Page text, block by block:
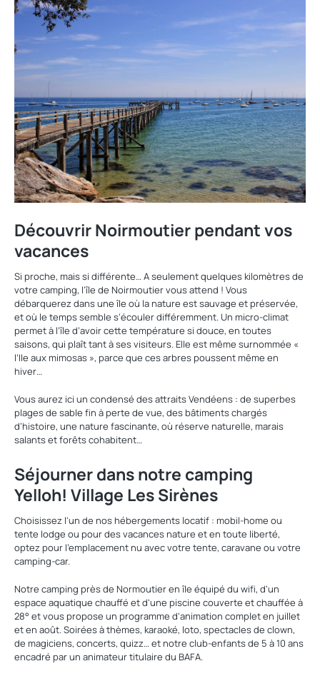
Découvrir Noirmoutier pendant vos
vacances
Si proche, mais si différente… A seulement quelques kilomètres de
votre camping, l’île de Noirmoutier vous attend ! Vous
débarquerez dans une île où la nature est sauvage et préservée,
et où le temps semble s’écouler différemment. Un micro-climat
permet à l’île d’avoir cette température si douce, en toutes
saisons, qui plaît tant à ses visiteurs. Elle est même surnommée «
l’Ile aux mimosas », parce que ces arbres poussent même en
hiver…
Vous aurez ici un condensé des attraits Vendéens : de superbes
plages de sable fin à perte de vue, des bâtiments chargés
d’histoire, une nature fascinante, où réserve naturelle, marais
salants et forêts cohabitent…
Séjourner dans notre camping
Yelloh! Village Les Sirènes
Choisissez l'un de nos hébergements locatif : mobil-home ou
tente lodge ou pour des vacances nature et en toute liberté,
optez pour l'emplacement nu avec votre tente, caravane ou votre
camping-car.
Notre camping près de Normoutier en île équipé du wifi, d'un
espace aquatique chauffé et d'une piscine couverte et chauffée à
28° et vous propose un programme d'animation complet en juillet
et en août. Soirées à thèmes, karaoké, loto, spectacles de clown,
de magiciens, concerts, quizz… et notre club-enfants de 5 à 10 ans
encadré par un animateur titulaire du BAFA.